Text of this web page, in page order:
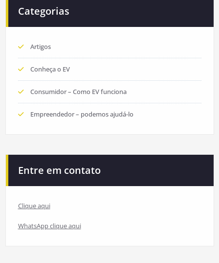
Categorias
Artigos
Conheça o EV
Consumidor – Como EV funciona
Empreendedor – podemos ajudá-lo
Entre em contato
Clique aqui
WhatsApp clique aqui